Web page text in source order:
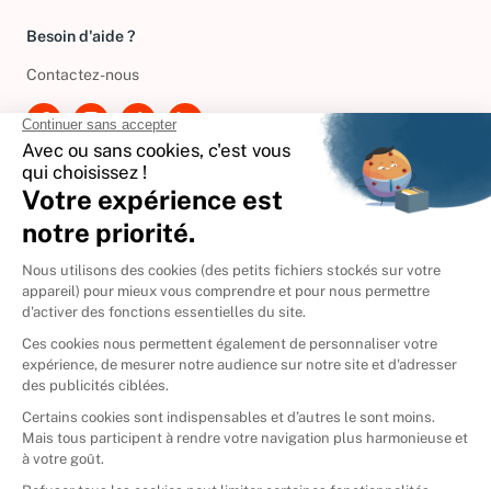
Besoin d'aide ?
Contactez-nous
International
🇪🇸Espagne
🇩🇪Allemagne
🇮🇹 Italie